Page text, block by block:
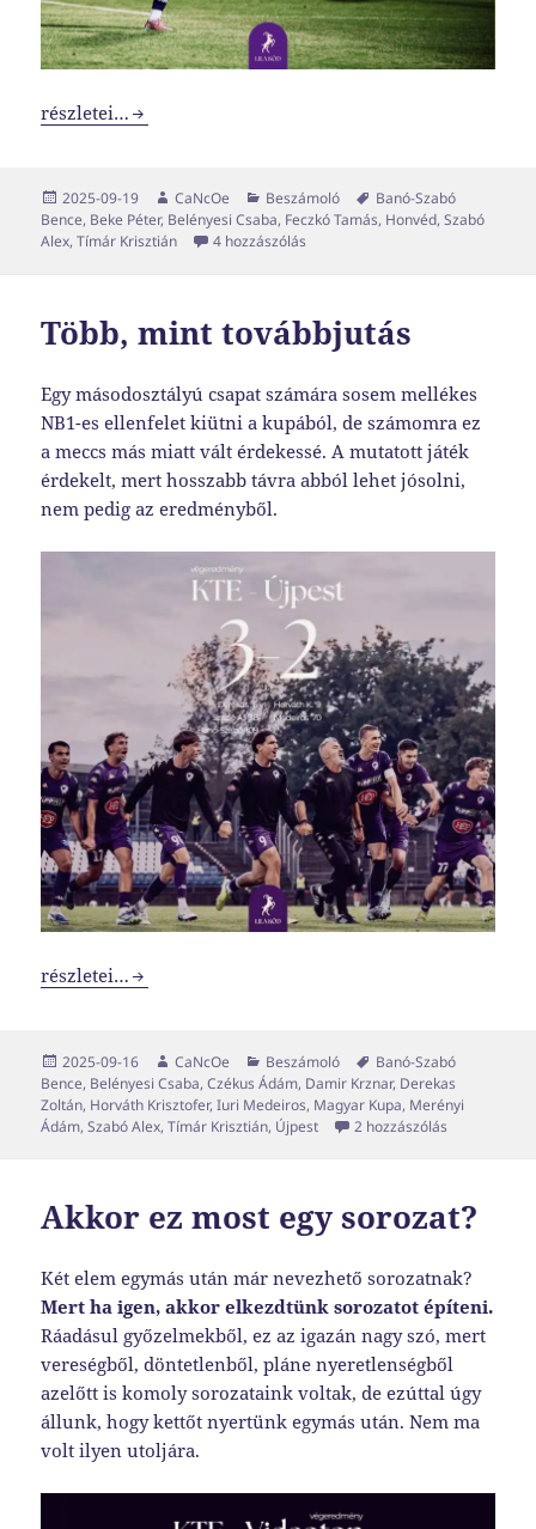
Tímár támadófocit ígért, de ami eddig igazán megragadja
részletei…
Közzétéve
2025-09-19 Szerző
CaNcOe Kategória
Beszámoló Címke
Banó-Szabó
Bence, Beke Péter, Belényesi Csaba, Feczkó Tamás, Honvéd,Szabó
Alex,Tímár Krisztián 4 hozzászólás
Több, mint továbbjutás
Egy másodosztályú csapat számára sosem mellékes
NB1-es ellenfelet kiütni a kupából, de számomra ez
a meccs más miatt vált érdekessé. A mutatott játék
érdekelt, mert hosszabb távra abból lehet jósolni,
nem pedig az eredményből.
Több, mint továbbjutás
részletei…
Közzétéve
2025-09-16 Szerző
CaNcOe Kategória
Beszámoló Címke
Banó-Szabó
Bence, Belényesi Csaba,Czékus Ádám, Damir Krznar, Derekas
Zoltán, Horváth Krisztofer,Iuri Medeiros, Magyar Kupa, Merényi
Ádám,Szabó Alex,Tímár Krisztián, Újpest 2 hozzászólás
Akkor ez most egy sorozat?
Két elem egymás után már nevezhető sorozatnak?
Mert ha igen, akkor elkezdtünk sorozatot építeni.
Ráadásul győzelmekből, ez az igazán nagy szó, mert
vereségből, döntetlenből, pláne nyeretlenségből
azelőtt is komoly sorozataink voltak, de ezúttal úgy
állunk, hogy kettőt nyertünk egymás után. Nem ma
volt ilyen utoljára.